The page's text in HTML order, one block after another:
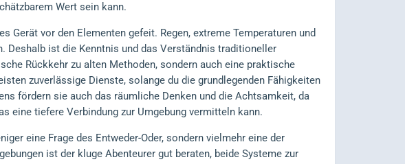
Wert sein kann.
vor den Elementen gefeit. Regen, extreme Temperaturen und
Deshalb ist die Kenntnis und das Verständnis traditioneller
Rückkehr zu alten Methoden, sondern auch eine praktische
zuverlässige Dienste, solange du die grundlegenden Fähigkeiten
fördern sie auch das räumliche Denken und die Achtsamkeit, da
eine tiefere Verbindung zur Umgebung vermitteln kann.
eine Frage des Entweder-Oder, sondern vielmehr eine der
ist der kluge Abenteurer gut beraten, beide Systeme zur